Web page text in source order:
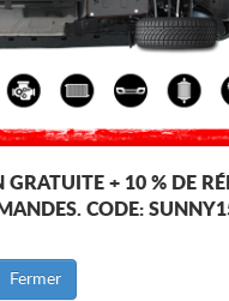
GRATUITE + 10 % DE
CODE:
Fermer